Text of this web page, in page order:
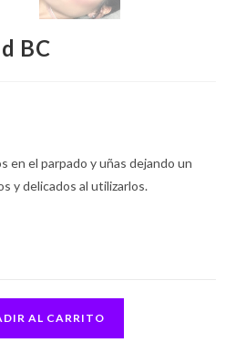
BC
en el parpado y uñas dejando un
y delicados al utilizarlos.
AL CARRITO